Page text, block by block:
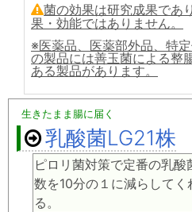
菌の効果は研究成果であ
果・効能ではありません。
※医薬品、医薬部外品、特
の製品には善玉菌による整
ある製品があります。
生きたまま腸に届く
乳酸菌LG21株
ピロリ菌対策で定番の乳
数を10分の１に減らして
る。